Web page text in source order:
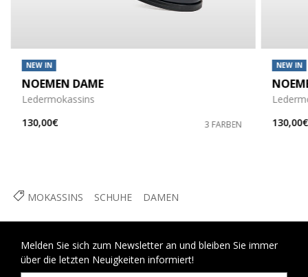
MOKASSINS SCHUHE DAMEN
NEW IN
NOEMEN DAME
Ledermokassins
130,00€
3 FARBEN
NEW IN
130,00€
Melden Sie sich zum Newsletter an und bleiben Sie immer
über die letzten Neuigkeiten informiert!